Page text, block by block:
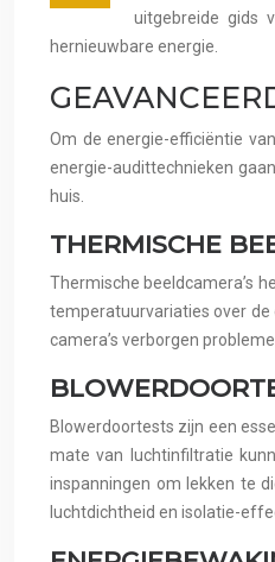
uitgebreide gids
hernieuwbare energie.
Om de energie-efficiëntie
energie-audittechnieken
huis.
THERMISCHE
Thermische beeldcamera’s
temperatuurvariaties over de
camera’s verborgen
Blowerdoortests zijn een
mate van luchtinfiltratie
inspanningen om lekken te
luchtdichtheid en isolatie-